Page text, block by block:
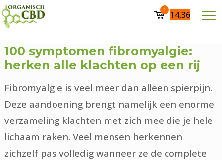
1 14,36
100 symptomen fibromyalgie:
herken alle klachten op een rij
Fibromyalgie is veel meer dan alleen spierpijn.
Deze aandoening brengt namelijk een enorme
verzameling klachten met zich mee die je hele
lichaam raken. Veel mensen herkennen
zichzelf pas volledig wanneer ze de complete